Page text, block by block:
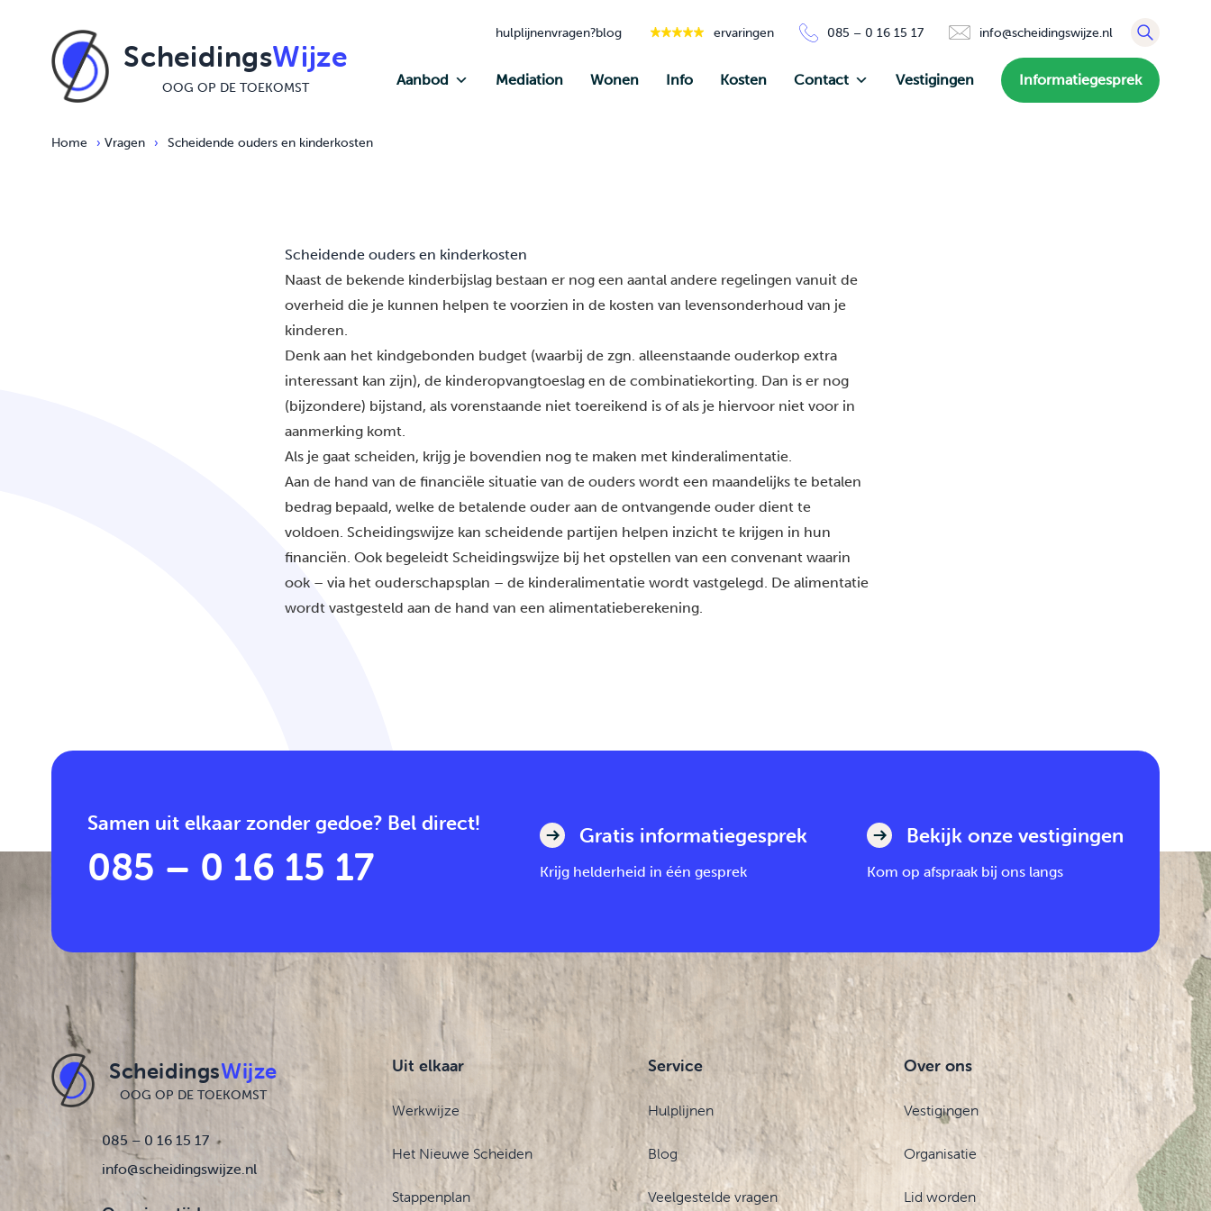
ScheidingsWijze
OOG OP DE TOEKOMST
hulplijnenvragen?blog ervaringen 085 – 0 16 15 17 info@scheidingswijze.nl
Aanbod Mediation Wonen Info Kosten Contact Vestigingen Informatiegesprek
Home › Vragen › Scheidende ouders en kinderkosten
Scheidende ouders en kinderkosten
Naast de bekende kinderbijslag bestaan er nog een aantal andere regelingen vanuit de
overheid die je kunnen helpen te voorzien in de kosten van levensonderhoud van je
kinderen.
Denk aan het kindgebonden budget (waarbij de zgn. alleenstaande ouderkop extra
interessant kan zijn), de kinderopvangtoeslag en de combinatiekorting. Dan is er nog
(bijzondere) bijstand, als vorenstaande niet toereikend is of als je hiervoor niet voor in
aanmerking komt.
Als je gaat scheiden, krijg je bovendien nog te maken met kinderalimentatie.
Aan de hand van de financiële situatie van de ouders wordt een maandelijks te betalen
bedrag bepaald, welke de betalende ouder aan de ontvangende ouder dient te
voldoen. Scheidingswijze kan scheidende partijen helpen inzicht te krijgen in hun
financiën. Ook begeleidt Scheidingswijze bij het opstellen van een convenant waarin
ook – via het ouderschapsplan – de kinderalimentatie wordt vastgelegd. De alimentatie
wordt vastgesteld aan de hand van een alimentatieberekening.
Samen uit elkaar zonder gedoe? Bel direct!
085 – 0 16 15 17
Gratis informatiegesprek
Krijg helderheid in één gesprek
Bekijk onze vestigingen
Kom op afspraak bij ons langs
ScheidingsWijze
OOG OP DE TOEKOMST
085 – 0 16 15 17
info@scheidingswijze.nl
Uit elkaar
Werkwijze
Het Nieuwe Scheiden
Stappenplan
Service
Hulplijnen
Blog
Veelgestelde vragen
Over ons
Vestigingen
Organisatie
Lid worden